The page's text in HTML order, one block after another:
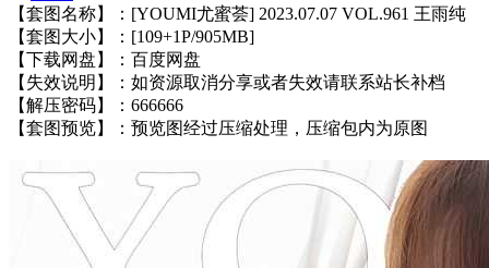
【套图名称】：[YOUMI尤蜜荟] 2023.07.07 VOL.961 王雨纯
【套图大小】：[109+1P/905MB]
【下载网盘】：百度网盘
【失效说明】：如资源取消分享或者失效请联系站长补档
【解压密码】：666666
【套图预览】：预览图经过压缩处理，压缩包内为原图